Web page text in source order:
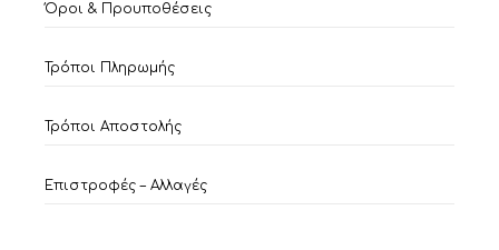
Όροι & Προυποθέσεις
Τρόποι Πληρωμής
Τρόποι Αποστολής
Επιστροφές – Αλλαγές